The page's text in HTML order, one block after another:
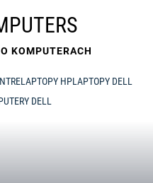
KOMPUTERACH
LAPTOPY HPLAPTOPY DELL
DELL